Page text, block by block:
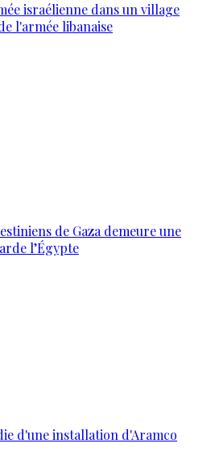
israélienne dans un village
l'armée libanaise
de Gaza demeure une
l’Égypte
d'une installation d'Aramco